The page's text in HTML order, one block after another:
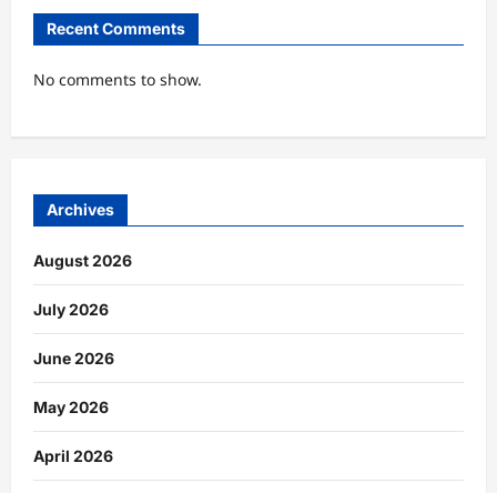
Recent Comments
No comments to show.
Archives
August 2026
July 2026
June 2026
May 2026
April 2026